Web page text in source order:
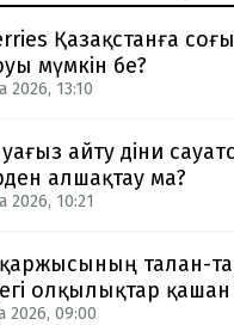
Қазақстанға
мүмкін бе?
2026, 13:10
айту діни
алшақтау ма?
2026, 10:21
талан-
олқылықтар
2026, 09:00